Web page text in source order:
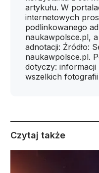
artykułu. W
internetowych
podlinkowanego
naukawpolsce.pl,
adnotacji: Źródło:
naukawpolsce.pl.
dotyczy:
wszelkich fotografii
Czytaj także